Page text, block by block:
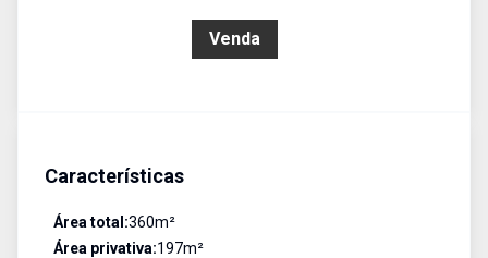
Venda
Características
Área total:360m²
Área privativa:197m²